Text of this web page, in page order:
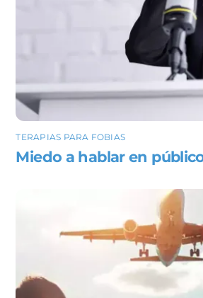
TERAPIAS PARA FOBIAS
Miedo a hablar en